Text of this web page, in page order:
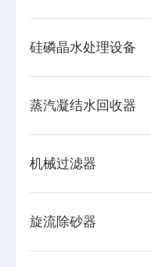
硅磷晶水处理设备
蒸汽凝结水回收器
机械过滤器
旋流除砂器